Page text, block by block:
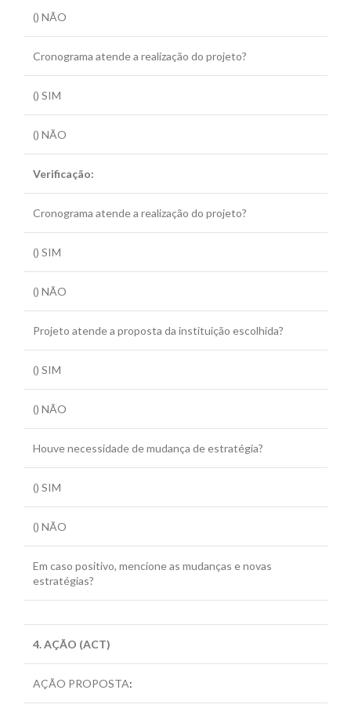
() NÃO
Cronograma atende a realização do projeto?
() SIM
() NÃO
Verificação:
Cronograma atende a realização do projeto?
() SIM
() NÃO
Projeto atende a proposta da instituição escolhida?
() SIM
() NÃO
Houve necessidade de mudança de estratégia?
() SIM
() NÃO
Em caso positivo, mencione as mudanças e novas
estratégias?
4. AÇÃO (ACT)
AÇÃO PROPOSTA: